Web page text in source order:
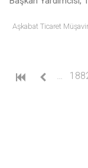
Aşkabat Ticaret